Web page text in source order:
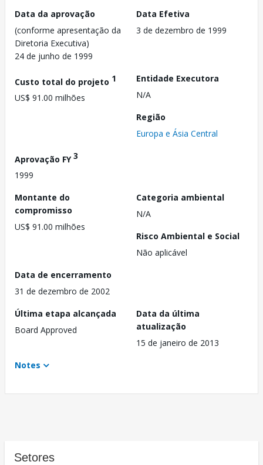
Data da aprovação
(conforme apresentação da
Diretoria Executiva)
24 de junho de 1999
Data Efetiva
3 de dezembro de 1999
Custo total do projeto 1
US$ 91.00 milhões
Entidade Executora
N/A
Região
Europa e Ásia Central
Aprovação FY3
1999
Montante do
compromisso
US$ 91.00 milhões
Categoria ambiental
N/A
Risco Ambiental e Social
Não aplicável
Data de encerramento
31 de dezembro de 2002
Última etapa alcançada
Board Approved
Data da última
atualização
15 de janeiro de 2013
Notes
Setores